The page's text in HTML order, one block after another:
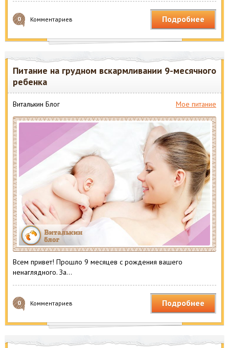
0 Комментариев Подробнее
Питание на грудном вскармливании 9-месячного
ребенка
Виталькин Блог Мое питание
Всем привет! Прошло 9 месяцев с рождения вашего
ненаглядного. За…
0 Комментариев Подробнее